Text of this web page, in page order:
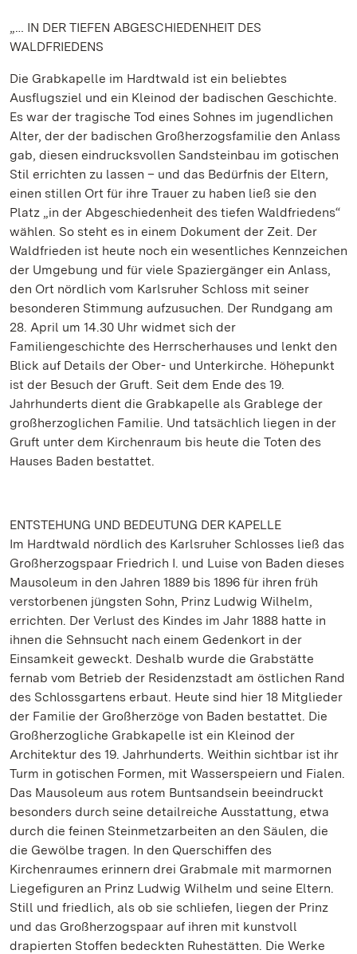
„… IN DER TIEFEN ABGESCHIEDENHEIT DES
WALDFRIEDENS
Die Grabkapelle im Hardtwald ist ein beliebtes
Ausflugsziel und ein Kleinod der badischen Geschichte.
Es war der tragische Tod eines Sohnes im jugendlichen
Alter, der der badischen Großherzogsfamilie den Anlass
gab, diesen eindrucksvollen Sandsteinbau im gotischen
Stil errichten zu lassen – und das Bedürfnis der Eltern,
einen stillen Ort für ihre Trauer zu haben ließ sie den
Platz „in der Abgeschiedenheit des tiefen Waldfriedens“
wählen. So steht es in einem Dokument der Zeit. Der
Waldfrieden ist heute noch ein wesentliches Kennzeichen
der Umgebung und für viele Spaziergänger ein Anlass,
den Ort nördlich vom Karlsruher Schloss mit seiner
besonderen Stimmung aufzusuchen. Der Rundgang am
28. April um 14.30 Uhr widmet sich der
Familiengeschichte des Herrscherhauses und lenkt den
Blick auf Details der Ober- und Unterkirche. Höhepunkt
ist der Besuch der Gruft. Seit dem Ende des 19.
Jahrhunderts dient die Grabkapelle als Grablege der
großherzoglichen Familie. Und tatsächlich liegen in der
Gruft unter dem Kirchenraum bis heute die Toten des
Hauses Baden bestattet.
ENTSTEHUNG UND BEDEUTUNG DER KAPELLE
Im Hardtwald nördlich des Karlsruher Schlosses ließ das
Großherzogspaar Friedrich I. und Luise von Baden dieses
Mausoleum in den Jahren 1889 bis 1896 für ihren früh
verstorbenen jüngsten Sohn, Prinz Ludwig Wilhelm,
errichten. Der Verlust des Kindes im Jahr 1888 hatte in
ihnen die Sehnsucht nach einem Gedenkort in der
Einsamkeit geweckt. Deshalb wurde die Grabstätte
fernab vom Betrieb der Residenzstadt am östlichen Rand
des Schlossgartens erbaut. Heute sind hier 18 Mitglieder
der Familie der Großherzöge von Baden bestattet. Die
Großherzogliche Grabkapelle ist ein Kleinod der
Architektur des 19. Jahrhunderts. Weithin sichtbar ist ihr
Turm in gotischen Formen, mit Wasserspeiern und Fialen.
Das Mausoleum aus rotem Buntsandsein beeindruckt
besonders durch seine detailreiche Ausstattung, etwa
durch die feinen Steinmetzarbeiten an den Säulen, die
die Gewölbe tragen. In den Querschiffen des
Kirchenraumes erinnern drei Grabmale mit marmornen
Liegefiguren an Prinz Ludwig Wilhelm und seine Eltern.
Still und friedlich, als ob sie schliefen, liegen der Prinz
und das Großherzogspaar auf ihren mit kunstvoll
drapierten Stoffen bedeckten Ruhestätten. Die Werke